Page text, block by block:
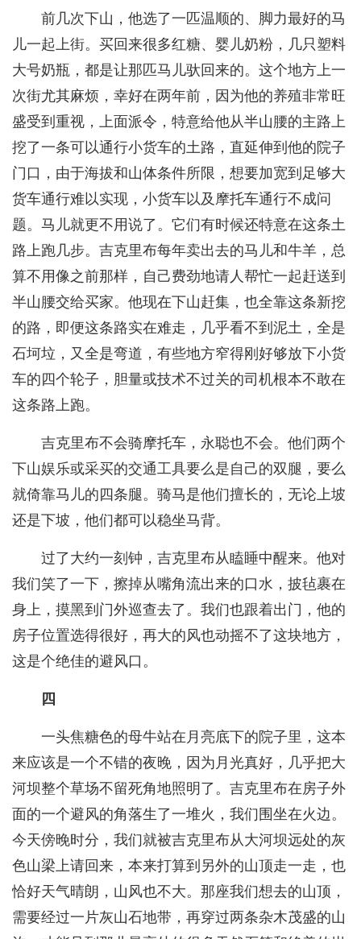
前几次下山，他选了一匹温顺的、脚力最好的马
儿一起上街。买回来很多红糖、婴儿奶粉，几只塑料
大号奶瓶，都是让那匹马儿驮回来的。这个地方上一
次街尤其麻烦，幸好在两年前，因为他的养殖非常旺
盛受到重视，上面派令，特意给他从半山腰的主路上
挖了一条可以通行小货车的土路，直延伸到他的院子
门口，由于海拔和山体条件所限，想要加宽到足够大
货车通行难以实现，小货车以及摩托车通行不成问
题。马儿就更不用说了。它们有时候还特意在这条土
路上跑几步。吉克里布每年卖出去的马儿和牛羊，总
算不用像之前那样，自己费劲地请人帮忙一起赶送到
半山腰交给买家。他现在下山赶集，也全靠这条新挖
的路，即便这条路实在难走，几乎看不到泥土，全是
石坷垃，又全是弯道，有些地方窄得刚好够放下小货
车的四个轮子，胆量或技术不过关的司机根本不敢在
这条路上跑。
吉克里布不会骑摩托车，永聪也不会。他们两个
下山娱乐或采买的交通工具要么是自己的双腿，要么
就倚靠马儿的四条腿。骑马是他们擅长的，无论上坡
还是下坡，他们都可以稳坐马背。
过了大约一刻钟，吉克里布从瞌睡中醒来。他对
我们笑了一下，擦掉从嘴角流出来的口水，披毡裹在
身上，摸黑到门外巡查去了。我们也跟着出门，他的
房子位置选得很好，再大的风也动摇不了这块地方，
这是个绝佳的避风口。
四
一头焦糖色的母牛站在月亮底下的院子里，这本
来应该是一个不错的夜晚，因为月光真好，几乎把大
河坝整个草场不留死角地照明了。吉克里布在房子外
面的一个避风的角落生了一堆火，我们围坐在火边。
今天傍晚时分，我们就被吉克里布从大河坝远处的灰
色山梁上请回来，本来打算到另外的山顶走一走，也
恰好天气晴朗，山风也不大。那座我们想去的山顶，
需要经过一片灰山石地带，再穿过两条杂木茂盛的山